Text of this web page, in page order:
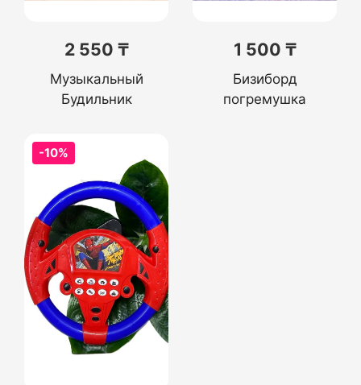
2 550 ₸
Музыкальный
Будильник
1 500 ₸
Бизиборд
погремушка
-10%